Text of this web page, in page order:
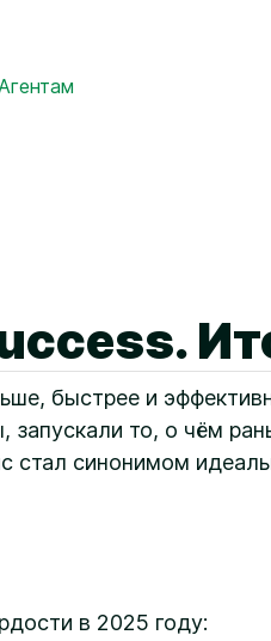
быстрее и
запускали то, о чём
стал синонимом
в 2025 году: